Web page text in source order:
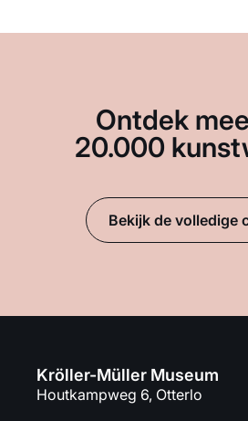
Ontdek
20.000
Bekijk de volledige
Kröller-Müller Museum
Houtkampweg 6, Otterlo